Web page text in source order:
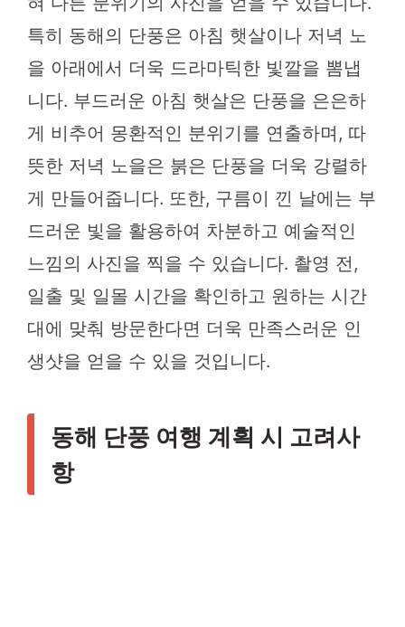
특히 동해의 단풍은 아침 햇살이나 저녁 노
을 아래에서 더욱 드라마틱한 빛깔을 뽐냅
니다. 부드러운 아침 햇살은 단풍을 은은하
게 비추어 몽환적인 분위기를 연출하며, 따
뜻한 저녁 노을은 붉은 단풍을 더욱 강렬하
게 만들어줍니다. 또한, 구름이 낀 날에는 부
드러운 빛을 활용하여 차분하고 예술적인
느낌의 사진을 찍을 수 있습니다. 촬영 전,
일출 및 일몰 시간을 확인하고 원하는 시간
대에 맞춰 방문한다면 더욱 만족스러운 인
생샷을 얻을 수 있을 것입니다.
동해 단풍 여행 계획 시 고려사
항